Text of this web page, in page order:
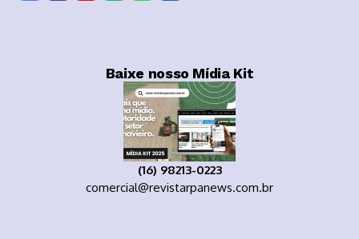
Baixe nosso Mídia Kit
(16) 98213-0223
comercial@revistarpanews.com.br